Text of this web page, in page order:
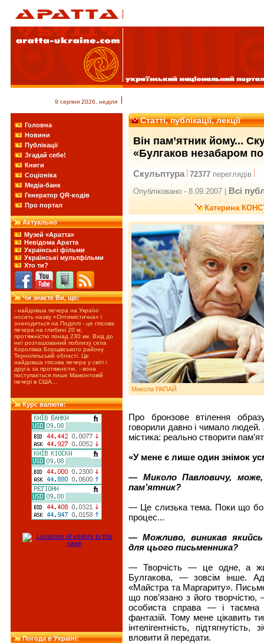
9 серпня 2026, неділя
Головна
Новини
Публікації
Згадай себе!
Книги
Соціоніка
Медіа-банк
Генератор QR-кодів
Про портал
Актуально
Музей «Аратта»
Невідома Аратта
Українські фільми
Українські мультфільми
Хто ти?
Чи знаєте Ви, що:
- найдовша печера на Україні
носить назву «Оптимістична» і
знаходиться на Поділлі - це гіпсова
печера на глибині 20 м,
протяжністю понад 230 км. Вхід до
неї розташований поблизу села
Королівка Борщівського району
Тернопільській області. Це
найдовша гіпсова печера у світі і
друга за протяжністю, - вона
поступається лише Мамонтовій
печері в США...
Курс валюти:
Погода в Україні:
Статті, публікації, лекції
Він пам’ятник йому...
«Булгаков незабаром
Скульптура 72377 переглядів
Опубліковано - 8.09.2007 | Всі
Катерина
Микола РАПАЙ
Про бронзове втілення
говорили давно і чимало людей.
містика: реально створити
«У мене є лише один знімок
— Миколо Павловичу,
пам’ятник?
— Це слизька тема. Поки що
процес...
— Можливо, виникав якийсь
для цього письменника?
— Творчість — це одне, а
Булгакова, — зовсім інше.
«Майстра та Маргариту».
що пов’язано з його
особиста справа — і таємна
фантазій. Тому мене цікавить
інтелігентність,
вловити й передати.